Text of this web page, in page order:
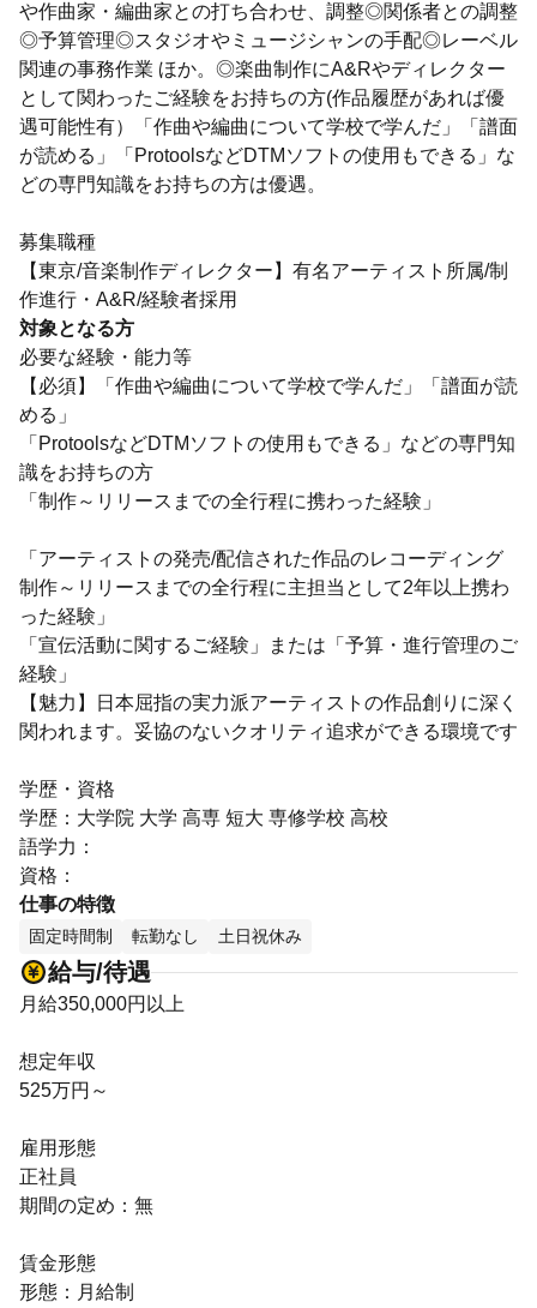
や作曲家・編曲家との打ち合わせ、調整◎関係者との調整
◎予算管理◎スタジオやミュージシャンの手配◎レーベル
関連の事務作業 ほか。◎楽曲制作にA&Rやディレクター
として関わったご経験をお持ちの方(作品履歴があれば優
遇可能性有）「作曲や編曲について学校で学んだ」「譜面
が読める」「ProtoolsなどDTMソフトの使用もできる」な
どの専門知識をお持ちの方は優遇。
募集職種
【東京/音楽制作ディレクター】有名アーティスト所属/制
作進行・A&R/経験者採用
対象となる方
必要な経験・能力等
【必須】「作曲や編曲について学校で学んだ」「譜面が読
める」
「ProtoolsなどDTMソフトの使用もできる」などの専門知
識をお持ちの方
「制作～リリースまでの全行程に携わった経験」
「アーティストの発売/配信された作品のレコーディング
制作～リリースまでの全行程に主担当として2年以上携わ
った経験」
「宣伝活動に関するご経験」または「予算・進行管理のご
経験」
【魅力】日本屈指の実力派アーティストの作品創りに深く
関われます。妥協のないクオリティ追求ができる環境です
学歴・資格
学歴：大学院 大学 高専 短大 専修学校 高校
語学力：
資格：
仕事の特徴
固定時間制 転勤なし 土日祝休み
給与/待遇
月給350,000円以上
想定年収
525万円～
雇用形態
正社員
期間の定め：無
賃金形態
形態：月給制